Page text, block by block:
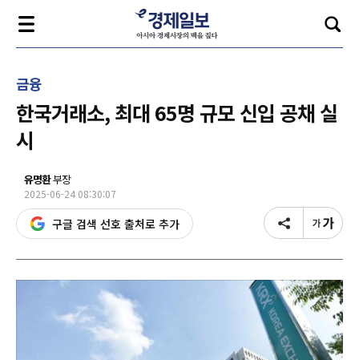
금융
한국거래소, 최대 65명 규모 신입 공채 실
시
유명환부장
2025-06-24 08:30:07
구글 검색 선호 출처로 추가